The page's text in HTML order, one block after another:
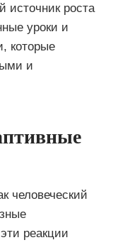
источник роста
уроки и
которые
и
человеческий
реакции